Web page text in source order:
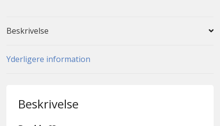
Beskrivelse
Yderligere information
Beskrivelse